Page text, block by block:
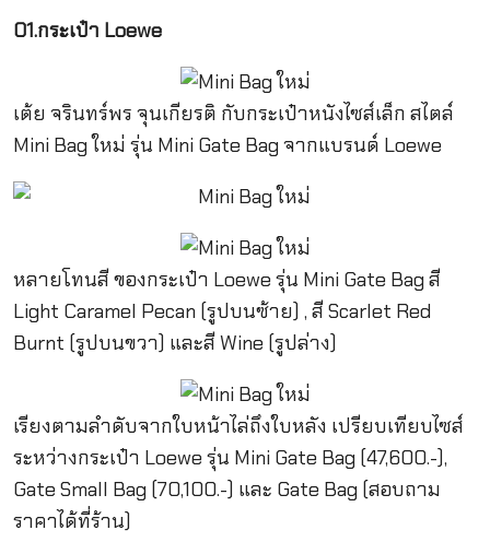
01.กระเป๋า Loewe
เต้ย จรินทร์พร จุนเกียรติ กับกระเป๋าหนังไซส์เล็ก สไตล์
Mini Bag ใหม่ รุ่น Mini Gate Bag จากแบรนด์ Loewe
หลายโทนสี ของกระเป๋า Loewe รุ่น Mini Gate Bag สี
Light Caramel Pecan (รูปบนซ้าย) , สี Scarlet Red
Burnt (รูปบนขวา) และสี Wine (รูปล่าง)
เรียงตามลำดับจากใบหน้าไล่ถึงใบหลัง เปรียบเทียบไซส์
ระหว่างกระเป๋า Loewe รุ่น Mini Gate Bag (47,600.-),
Gate Small Bag (70,100.-) และ Gate Bag (สอบถาม
ราคาได้ที่ร้าน)